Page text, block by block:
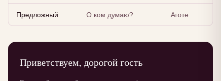
Предложный О ком думаю? Аготе
Приветствуем, дорогой гость